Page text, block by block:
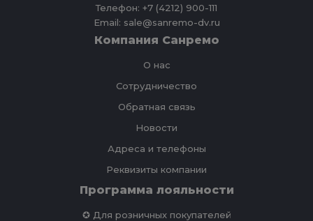
Телефон: +7 (4212) 900-111
Email: sale@sanremo-dv.ru
Компания Санремо
О нас
Сотрудничество
Обратная связь
Новости
Адреса и телефоны
Реквизиты компании
Программа лояльности
✪ Для розничных покупателей